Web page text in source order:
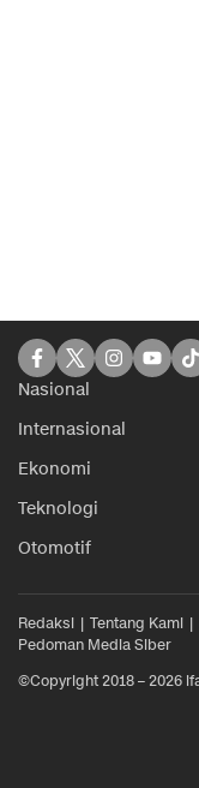
Nasional
Internasional
Ekonomi
Teknologi
Otomotif
Redaksi Tentang Kami
Pedoman Media Siber
©Copyright 2018 – 2026